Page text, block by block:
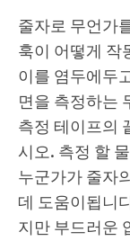
줄자로 무언가
훅이 어떻게 작
이를 염두에두
면을 측정하는
측정 테이프의
시오. 측정 할
누군가가 줄자
데 도움이됩니
지만 부드러운